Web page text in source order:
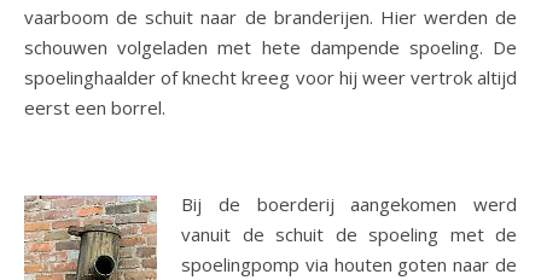
vaarboom de schuit naar de branderijen. Hier werden de
schouwen volgeladen met hete dampende spoeling. De
spoelinghaalder of knecht kreeg voor hij weer vertrok altijd
eerst een borrel.
Bij de boerderij aangekomen werd
vanuit de schuit de spoeling met de
spoelingpomp via houten goten naar de